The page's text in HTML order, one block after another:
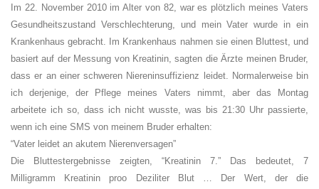
Im 22. November 2010 im Alter von 82, war es plötzlich meines Vaters
Gesundheitszustand Verschlechterung, und mein Vater wurde in ein
Krankenhaus gebracht. Im Krankenhaus nahmen sie einen Bluttest, und
basiert auf der Messung von Kreatinin, sagten die Ärzte meinen Bruder,
dass er an einer schweren Niereninsuffizienz leidet. Normalerweise bin
ich derjenige, der Pflege meines Vaters nimmt, aber das Montag
arbeitete ich so, dass ich nicht wusste, was bis 21:30 Uhr passierte,
wenn ich eine SMS von meinem Bruder erhalten:
“Vater leidet an akutem Nierenversagen”
Die Bluttestergebnisse zeigten, “Kreatinin 7.” Das bedeutet, 7
Milligramm Kreatinin proo Deziliter Blut … Der Wert, der die